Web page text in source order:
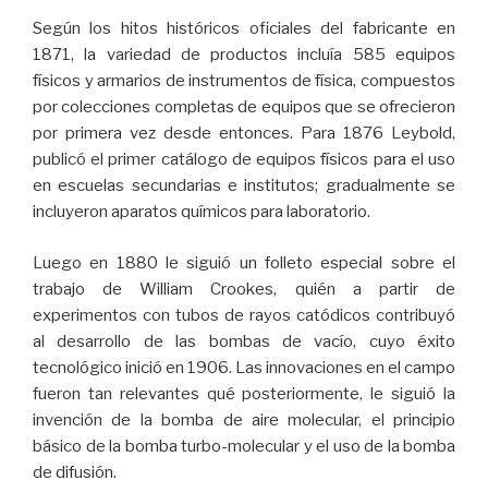
Según los hitos históricos oficiales del fabricante en
1871, la variedad de productos incluía 585 equipos
físicos y armarios de instrumentos de física, compuestos
por colecciones completas de equipos que se ofrecieron
por primera vez desde entonces. Para 1876 Leybold,
publicó el primer catálogo de equipos físicos para el uso
en escuelas secundarias e institutos; gradualmente se
incluyeron aparatos químicos para laboratorio.
Luego en 1880 le siguió un folleto especial sobre el
trabajo de William Crookes, quién a partir de
experimentos con tubos de rayos catódicos contribuyó
al desarrollo de las bombas de vacío, cuyo éxito
tecnológico inició en 1906. Las innovaciones en el campo
fueron tan relevantes qué posteriormente, le siguió la
invención de la bomba de aire molecular, el principio
básico de la bomba turbo-molecular y el uso de la bomba
de difusión.